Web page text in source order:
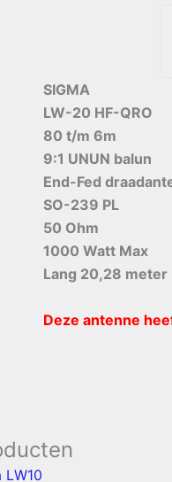
SIGMA
LW-20 HF-QRO
80 t/m 6m
9:1 UNUN balun
End-Fed
SO-239 PL
50 Ohm
1000 Watt Max
Lang 20,28 meter
Deze antenne